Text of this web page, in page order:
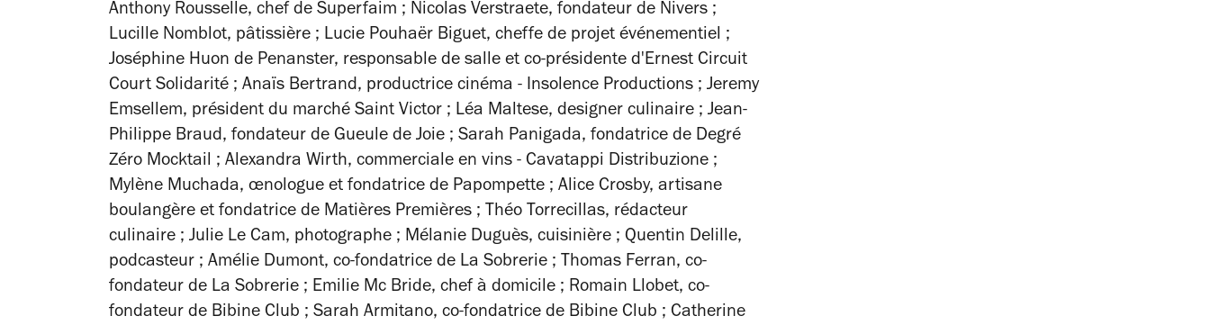
Anthony Rousselle, chef de Superfaim ; Nicolas Verstraete, fondateur de Nivers ;
Lucille Nomblot, pâtissière ; Lucie Pouhaër Biguet, cheffe de projet événementiel ;
Joséphine Huon de Penanster, responsable de salle et co-présidente d'Ernest Circuit
Court Solidarité ; Anaïs Bertrand, productrice cinéma - Insolence Productions ; Jeremy
Emsellem, président du marché Saint Victor ; Léa Maltese, designer culinaire ; Jean-
Philippe Braud, fondateur de Gueule de Joie ; Sarah Panigada, fondatrice de Degré
Zéro Mocktail ; Alexandra Wirth, commerciale en vins - Cavatappi Distribuzione ;
Mylène Muchada, œnologue et fondatrice de Papompette ; Alice Crosby, artisane
boulangère et fondatrice de Matières Premières ; Théo Torrecillas, rédacteur
culinaire ; Julie Le Cam, photographe ; Mélanie Duguès, cuisinière ; Quentin Delille,
podcasteur ; Amélie Dumont, co-fondatrice de La Sobrerie ; Thomas Ferran, co-
fondateur de La Sobrerie ; Emilie Mc Bride, chef à domicile ; Romain Llobet, co-
fondateur de Bibine Club ; Sarah Armitano, co-fondatrice de Bibine Club ; Catherine